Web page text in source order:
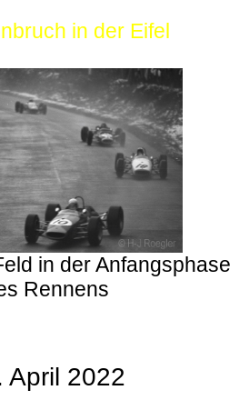
in der Eifel
in der Anfangsphase
Rennens
April 2022